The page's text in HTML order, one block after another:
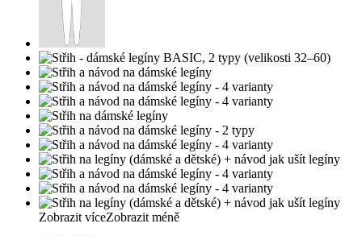
Zobrazit víceZobrazit méně